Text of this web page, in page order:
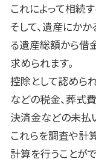
これによって相続
そして、遺産にか
る遺産総額から借
求められます。
控除として認めら
などの税金、葬式
決済金などの未払
これらを調査や計
計算を行うことが